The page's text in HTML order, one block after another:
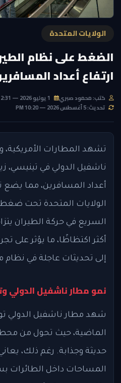
الولايات المتحدة
الضغط على نظام
ارتفاع أعداد
كتب: محمود صبري
تحديث: 5 أغسطس 2026 — 10:20 PM
تشهد المطارات الأمريكية،
ناشفيل الدولي في تينيسي،
أعداد المسافرين، مما يضع
الولايات المتحدة تحت ضغط
السريع في حركة الطيران
أكثر اكتظاظًا، ما يؤثر على
إلى تحديثات عاجلة في نظام
نمو مطار ناشفيل الدولي
شهد مطار ناشفيل الدولي
الماضية، حيث تحول من
حديثة وجذابة. رغم ذلك،
المساحات داخل الطائرات